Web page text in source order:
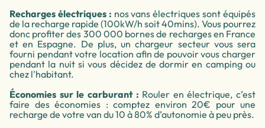
Recharges électriques : nos vans électriques sont équipés
de la recharge rapide (100kW/h soit 40mins). Vous pourrez
donc profiter des 300 000 bornes de recharges en France
et en Espagne. De plus, un chargeur secteur vous sera
fourni pendant votre location afin de pouvoir vous charger
pendant la nuit si vous décidez de dormir en camping ou
chez l'habitant.
Économies sur le carburant : Rouler en électrique, c’est
faire des économies : comptez environ 20€ pour une
recharge de votre van du 10 à 80% d’autonomie à peu près.